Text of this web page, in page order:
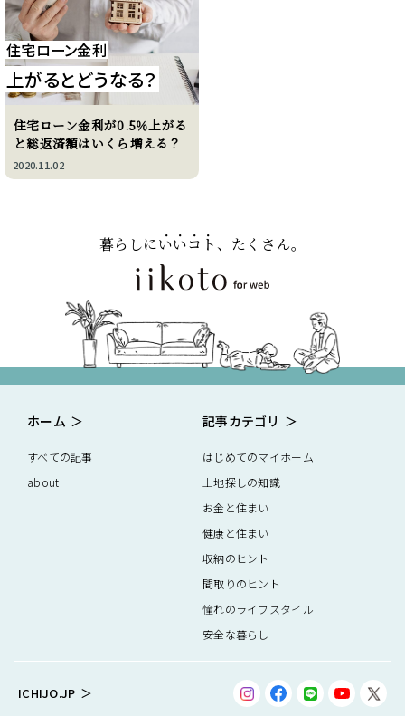
住宅ローン金利
上がるとどうなる？
住宅ローン金利が0.5％上がる
と総返済額はいくら増える？
2020.11.02
暮らしにいいコト、たくさん。
ホーム
すべての記事
about
記事カテゴリ
はじめてのマイホーム
土地探しの知識
お金と住まい
健康と住まい
収納のヒント
間取りのヒント
憧れのライフスタイル
安全な暮らし
ICHIJO.JP